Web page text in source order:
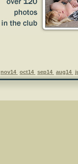
nov14 oct14 sep14 aug14